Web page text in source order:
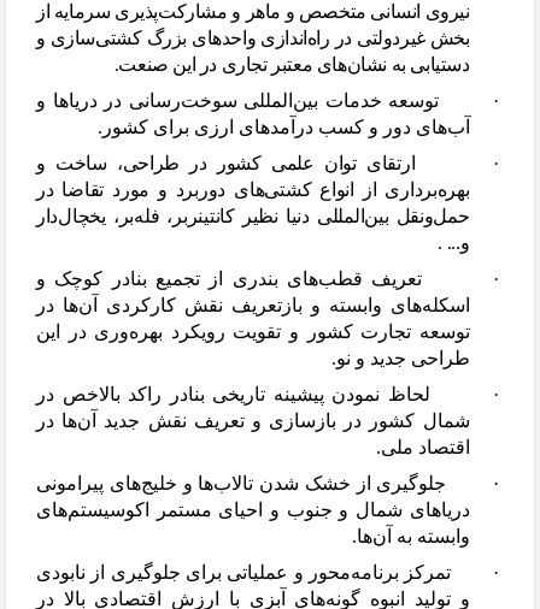
نیروی انسانی متخصص و ماهر و مشارکتپذیری سرمایه از
بخش غیردولتی در راه اندازی واحدهای بزرگ کشتیسازی و
دستیابی به نشانهای معتبر تجاری در این صنعت.
· توسعه خدمات بین المللی سوخترسانی در دریاها و
آبهای دور و کسب درآمدهای ارزی برای کشور.
· ارتقای توان علمی کشور در طراحی، ساخت و
بهرهبرداری از انواع کشتیهای دوربرد و مورد تقاضا در
حملونقل بین المللی دنیا نظیر کانتینربر، فلهبر، یخچالدار
و... .
· تعریف قطبهای بندری از تجمیع بنادر کوچک و
اسکلههای وابسته و بازتعریف نقش کارکردی آنها در
توسعه تجارت کشور و تقویت رویکرد بهرهوری در این
طراحی جدید و نو.
· لحاظ نمودن پیشینه تاریخی بنادر راکد بالاخص در
شمال کشور در بازسازی و تعریف نقش جدید آنها در
اقتصاد ملی.
· جلوگیری از خشک شدن تالابها و خلیجهای پیرامونی
دریاهای شمال و جنوب و احیای مستمر اکوسیستمهای
وابسته به آنها.
· تمرکز برنامهمحور و عملیاتی برای جلوگیری از نابودی
و تولید انبوه گونههای آبزی با ارزش اقتصادی بالا در